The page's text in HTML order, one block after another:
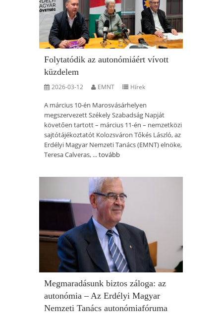
Folytatódik az autonómiáért vívott
küzdelem
2026-03-12 EMNT Hírek
A március 10-én Marosvásárhelyen
megszervezett Székely Szabadság Napját
követően tartott – március 11-én – nemzetközi
sajtótájékoztatót Kolozsváron Tőkés László, az
Erdélyi Magyar Nemzeti Tanács (EMNT) elnöke,
Teresa Calveras, ...tovább
Megmaradásunk biztos záloga: az
autonómia – Az Erdélyi Magyar
Nemzeti Tanács autonómiafóruma